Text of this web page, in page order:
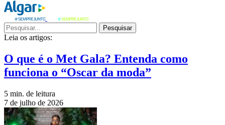
Pesquisar
Leia os artigos:
O que é o Met Gala? Entenda como
funciona o “Oscar da moda”
5 min. de leitura
7 de julho de 2026